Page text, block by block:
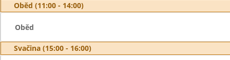
Oběd (11:00 - 14:00)
Oběd
Svačina (15:00 - 16:00)